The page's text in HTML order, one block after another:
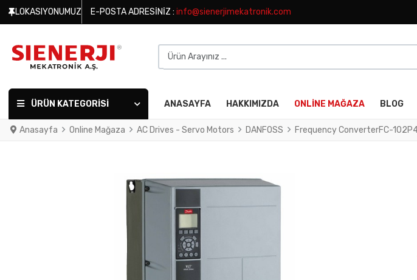
LOKASIYONUMUZ E-POSTA ADRESINIZ : info@sienerjimekatronik.com
Ürün Arayınız ...
ÜRÜN KATEGORISI ANASAYFA HAKKIMIZDA ONLINE MAĞAZA BLOG
Anasayfa Online Mağaza AC Drives - Servo Motors DANFOSS